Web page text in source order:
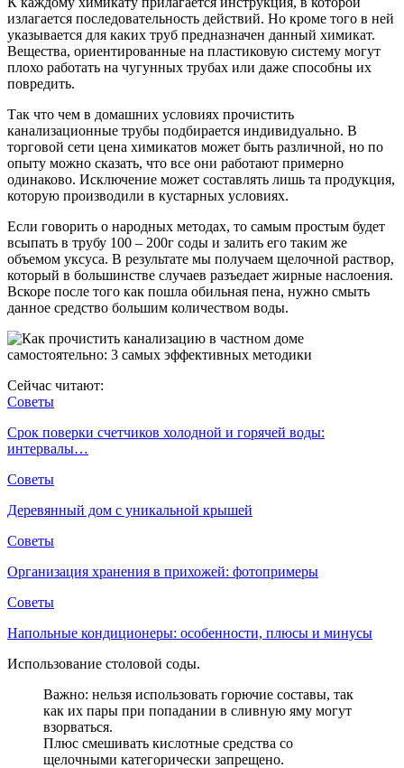
излагается последовательность действий. Но кроме того в ней
указывается для каких труб предназначен данный химикат.
Вещества, ориентированные на пластиковую систему могут
плохо работать на чугунных трубах или даже способны их
повредить.
Так что чем в домашних условиях прочистить
канализационные трубы подбирается индивидуально. В
торговой сети цена химикатов может быть различной, но по
опыту можно сказать, что все они работают примерно
одинаково. Исключение может составлять лишь та продукция,
которую производили в кустарных условиях.
Если говорить о народных методах, то самым простым будет
всыпать в трубу 100 – 200г соды и залить его таким же
объемом уксуса. В результате мы получаем щелочной раствор,
который в большинстве случаев разъедает жирные наслоения.
Вскоре после того как пошла обильная пена, нужно смыть
данное средство большим количеством воды.
Сейчас читают:
Советы
Срок поверки счетчиков холодной и горячей воды:
интервалы…
Советы
Деревянный дом с уникальной крышей
Советы
Организация хранения в прихожей: фотопримеры
Советы
Напольные кондиционеры: особенности, плюсы и минусы
Использование столовой соды.
Важно: нельзя использовать горючие составы, так
как их пары при попадании в сливную яму могут
взорваться.
Плюс смешивать кислотные средства со
щелочными категорически запрещено.